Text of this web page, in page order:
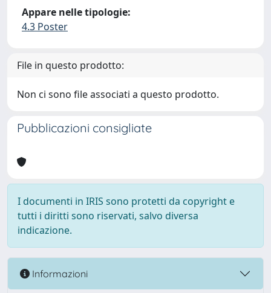
Appare nelle tipologie:
4.3 Poster
File in questo prodotto:
Non ci sono file associati a questo prodotto.
Pubblicazioni consigliate
I documenti in IRIS sono protetti da copyright e
tutti i diritti sono riservati, salvo diversa
indicazione.
Informazioni